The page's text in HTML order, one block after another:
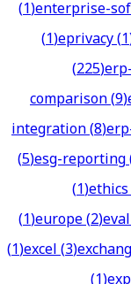
(1)enterprise-
(1)eprivacy(1
(225)
comparison(9)
integration(8)
(5)esg-reporting
(1)ethics
(1)europe(2)
(1)excel(3)